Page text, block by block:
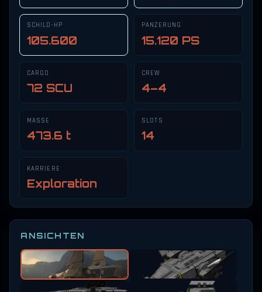
SCHILD-HP
105.600
PANZERUNG
15.120 PS
CARGO
72 SCU
CREW
4–4
MASSE
473.6 t
SLOTS
14
KARRIERE
Exploration
ANSICHTEN